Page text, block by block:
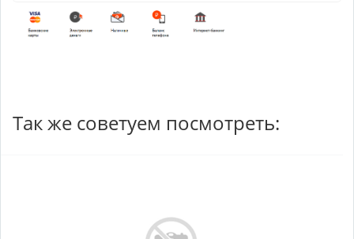
Так же советуем посмотреть: